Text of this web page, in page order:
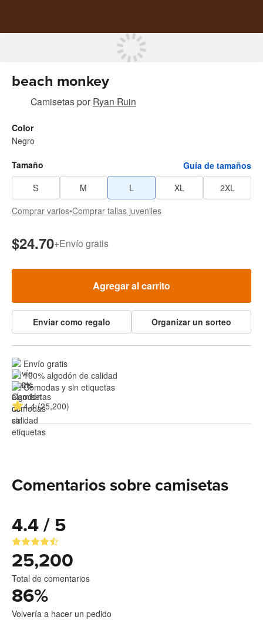
beach monkey
Camisetaspor Ryan Ruin
Color
Negro
Tamaño
Guía de tamaños
S
M L XL
2XL
Comprar varios•Comprar tallas juveniles
$24.70+Envío gratis
Agregar al carrito
Enviar como regalo Organizar un sorteo
Envío gratis
100% algodón de calidad
Cómodas y sin etiquetas
4.4 (25,200)
Comentarios sobre camisetas
4.4 / 5
25,200
Total de comentarios
86%
Volvería a hacer un pedido